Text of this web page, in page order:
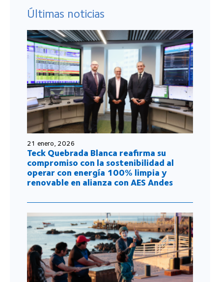
Últimas noticias
21 enero, 2026
Teck Quebrada Blanca reafirma su
compromiso con la sostenibilidad al
operar con energía 100% limpia y
renovable en alianza con AES Andes